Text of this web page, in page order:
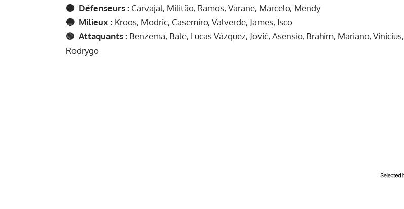
🟠 Défenseurs : Carvajal, Militão, Ramos, Varane, Marcelo, Mendy
🔵 Milieux : Kroos, Modric, Casemiro, Valverde, James, Isco
🟢 Attaquants : Benzema, Bale, Lucas Vázquez, Jović, Asensio, Brahim, Mariano, Vinicius,
Rodrygo